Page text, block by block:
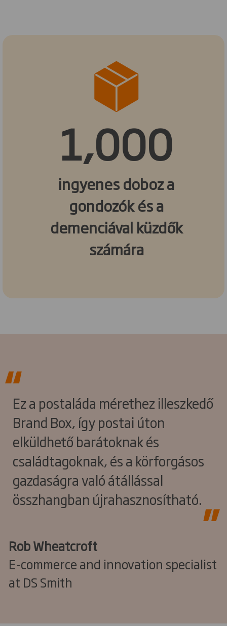
1,000
ingyenes doboz a
gondozók és a
demenciával küzdők
számára
Ez a postaláda mérethez illeszkedő
Brand Box, így postai úton
elküldhető barátoknak és
családtagoknak, és a körforgásos
gazdaságra való átállással
összhangban újrahasznosítható.
Rob Wheatcroft
E-commerce and innovation specialist
at DS Smith